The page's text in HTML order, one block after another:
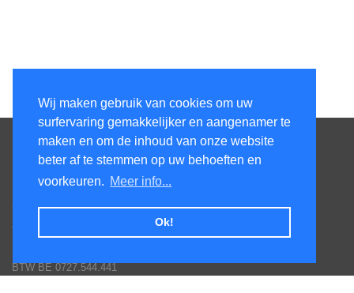
Wij maken gebruik van cookies om uw
surfervaring gemakkelijker en aangenamer te
maken en om de inhoud van onze website
beter af te stemmen op uw behoeften en
voorkeuren. Meer info...
Ok!
Contacteer ons
Honsdonkstraat 25A
3120 Tremelo
Tel. 016/60.93.00 - 0475/620.520
BTW BE 0727.544.441